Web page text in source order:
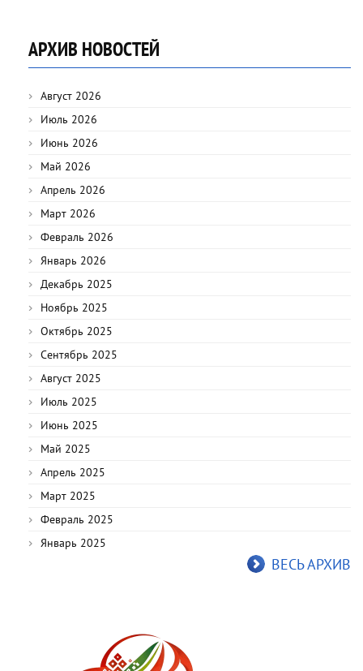
АРХИВ НОВОСТЕЙ
Август 2026
Июль 2026
Июнь 2026
Май 2026
Апрель 2026
Март 2026
Февраль 2026
Январь 2026
Декабрь 2025
Ноябрь 2025
Октябрь 2025
Сентябрь 2025
Август 2025
Июль 2025
Июнь 2025
Май 2025
Апрель 2025
Март 2025
Февраль 2025
Январь 2025
ВЕСЬ АРХИВ